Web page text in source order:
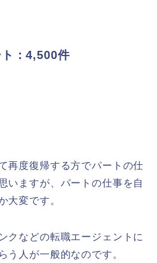
：4,500件
再度復帰する方でパートの仕
いますが、パートの仕事を自
大変です。
クなどの転職エージェントに
う人が一般的なのです。